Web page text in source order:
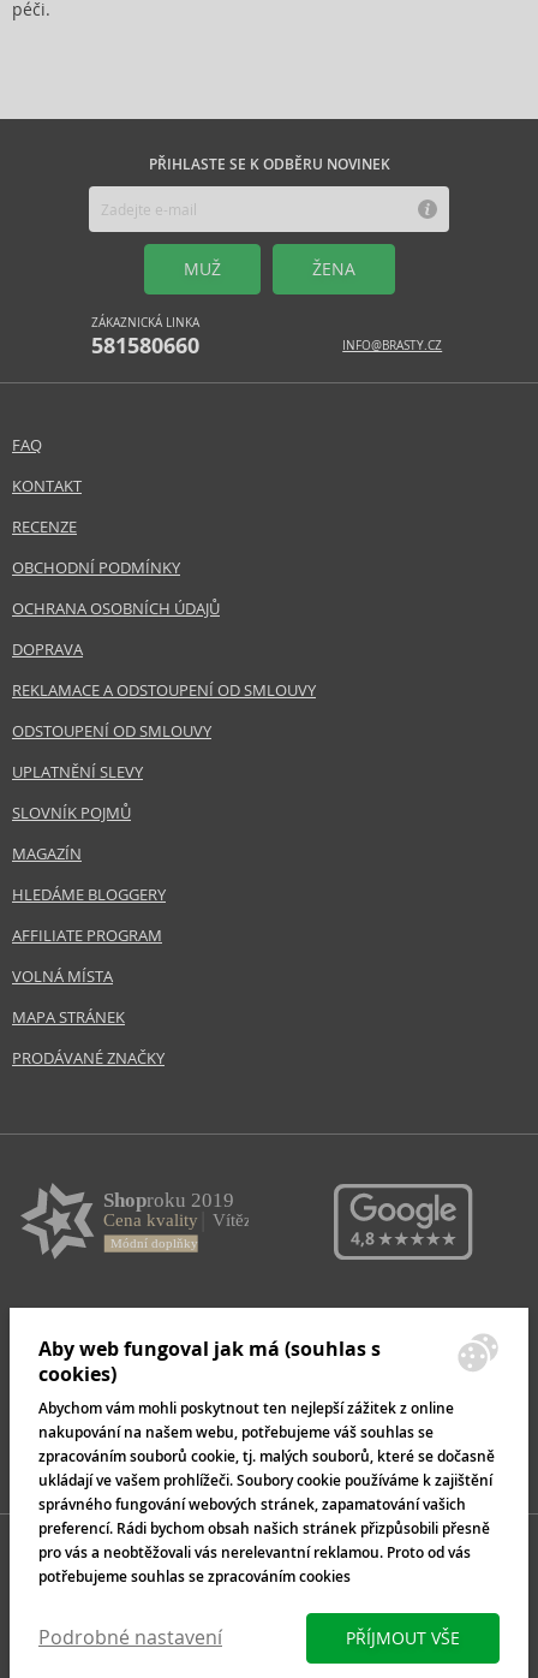
péči.
PŘIHLASTE SE K ODBĚRU NOVINEK
MUŽ ŽENA
ZÁKAZNICKÁ LINKA
581580660 INFO@BRASTY.CZ
FAQ
KONTAKT
RECENZE
OBCHODNÍ PODMÍNKY
OCHRANA OSOBNÍCH ÚDAJŮ
DOPRAVA
REKLAMACE A ODSTOUPENÍ OD SMLOUVY
ODSTOUPENÍ OD SMLOUVY
UPLATNĚNÍ SLEVY
SLOVNÍK POJMŮ
MAGAZÍN
HLEDÁME BLOGGERY
AFFILIATE PROGRAM
VOLNÁ MÍSTA
MAPA STRÁNEK
PRODÁVANÉ ZNAČKY
Aby web fungoval jak má (souhlas s
cookies)
Abychom vám mohli poskytnout ten nejlepší zážitek z online
nakupování na našem webu, potřebujeme váš souhlas se
zpracováním souborů cookie, tj. malých souborů, které se dočasně
ukládají ve vašem prohlížeči. Soubory cookie používáme k zajištění
správného fungování webových stránek, zapamatování vašich
preferencí. Rádi bychom obsah našich stránek přizpůsobili přesně
pro vás a neobtěžovali vás nerelevantní reklamou. Proto od vás
potřebujeme souhlas se zpracováním cookies
Podrobné nastavení PŘÍJMOUT VŠE